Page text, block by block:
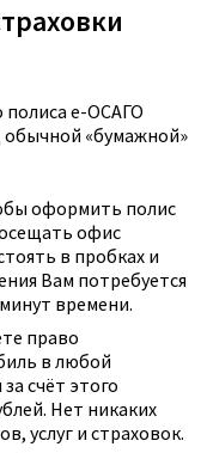
полиса е-ОСАГО
«бумажной»
оформить полис
офис
в пробках и
Вам потребуется
времени.
право
в любой
счёт этого
Нет никаких
услуг и страховок.